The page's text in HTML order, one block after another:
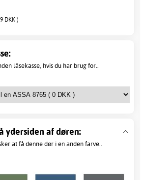
DKK )
låsekasse, hvis du har brug for..
ydersiden af døren:
at få denne dør i en anden farve..